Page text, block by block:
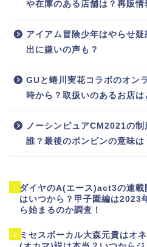
や在庫のある店舗は？再販情
アイアム冒険少年はやらせ
出に嫌いの声も？
GUと蜷川実花コラボのオン
時から？取扱いのあるお店は
ノーシンピュアCM2021の
誰？最後のポンピンの意味は
1 ダイヤのA(エース)act3の連載
はいつから？甲子園編は2023
ら始まるのか調査！
2 ミセスボーカル大森元貴はオ